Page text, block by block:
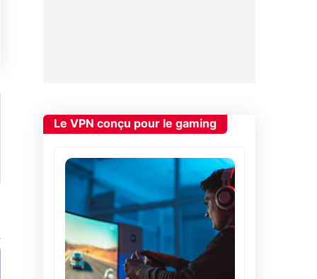
Le VPN conçu pour le gaming